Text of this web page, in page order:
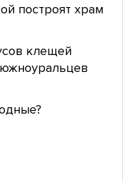
построят храм
клещей